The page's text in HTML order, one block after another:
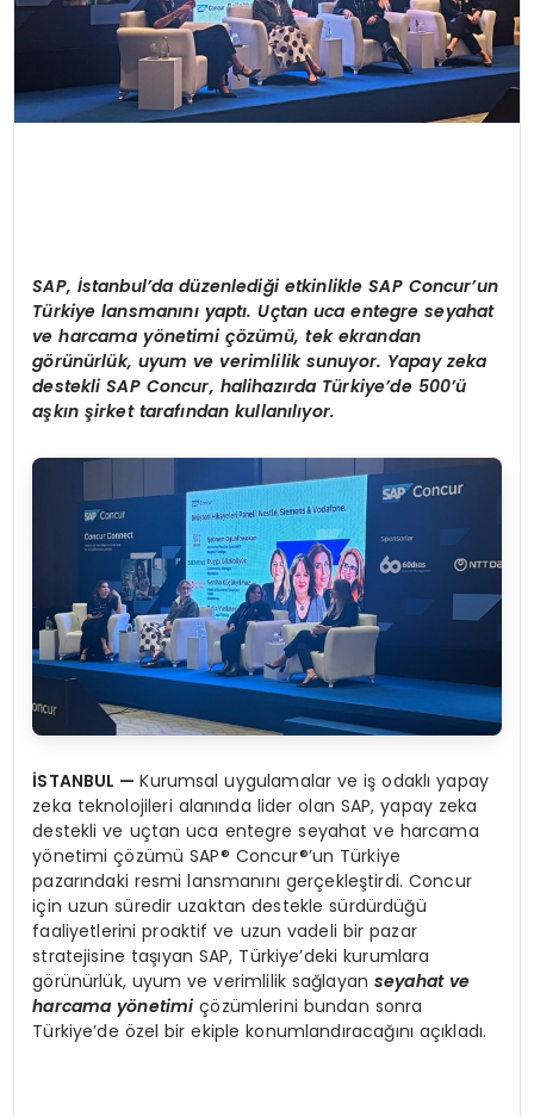
SAP, İstanbul’da düzenlediği etkinlikle SAP Concur’un
Türkiye lansmanını yaptı. Uçtan uca entegre seyahat
ve harcama yönetimi çözümü, tek ekrandan
görünürlük, uyum ve verimlilik sunuyor. Yapay zeka
destekli SAP Concur, halihazırda Türkiye’de 500’ü
aşkın şirket tarafından kullanılıyor.
İSTANBUL —Kurumsal uygulamalar ve iş odaklı yapay
zeka teknolojileri alanında lider olan SAP, yapay zeka
destekli ve uçtan uca entegre seyahat ve harcama
yönetimi çözümü SAP® Concur®’un Türkiye
pazarındaki resmi lansmanını gerçekleştirdi. Concur
için uzun süredir uzaktan destekle sürdürdüğü
faaliyetlerini proaktif ve uzun vadeli bir pazar
stratejisine taşıyan SAP, Türkiye’deki kurumlara
görünürlük, uyum ve verimlilik sağlayan seyahat ve
harcama yönetimiçözümlerini bundan sonra
Türkiye’de özel bir ekiple konumlandıracağını açıkladı.